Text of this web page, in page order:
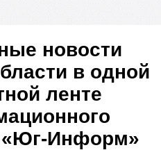
новости
в одной
ленте
«Юг-Информ»